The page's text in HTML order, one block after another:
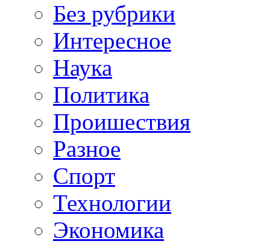
Без рубрики
Интересное
Наука
Политика
Проишествия
Разное
Спорт
Технологии
Экономика